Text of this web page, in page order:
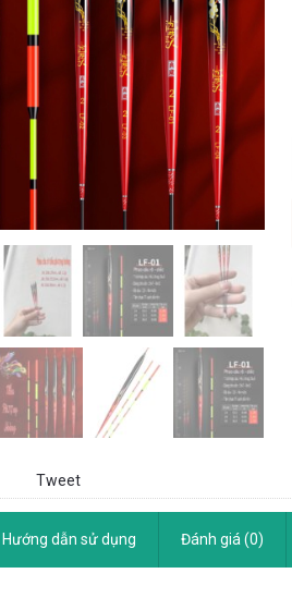
Tweet
Hướng dẫn sử dụng Đánh giá (0)